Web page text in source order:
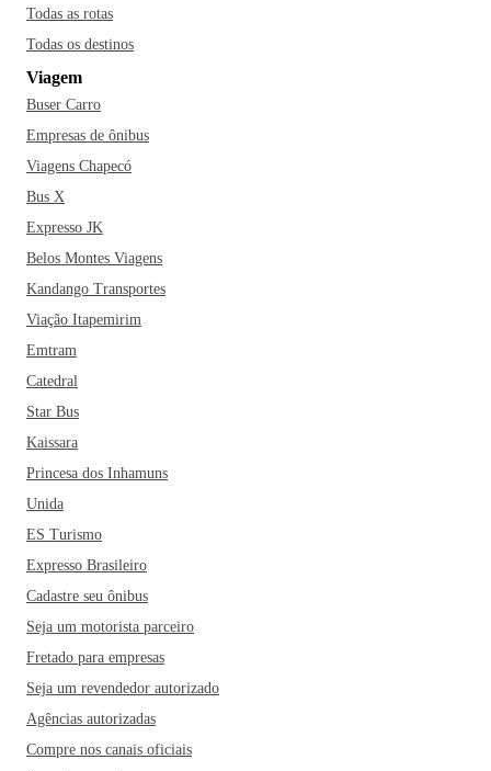
Todas as rotas
Todas os destinos
Viagem
Buser Carro
Empresas de ônibus
Viagens Chapecó
Bus X
Expresso JK
Belos Montes Viagens
Kandango Transportes
Viação Itapemirim
Emtram
Catedral
Star Bus
Kaissara
Princesa dos Inhamuns
Unida
ES Turismo
Expresso Brasileiro
Cadastre seu ônibus
Seja um motorista parceiro
Fretado para empresas
Seja um revendedor autorizado
Agências autorizadas
Compre nos canais oficiais